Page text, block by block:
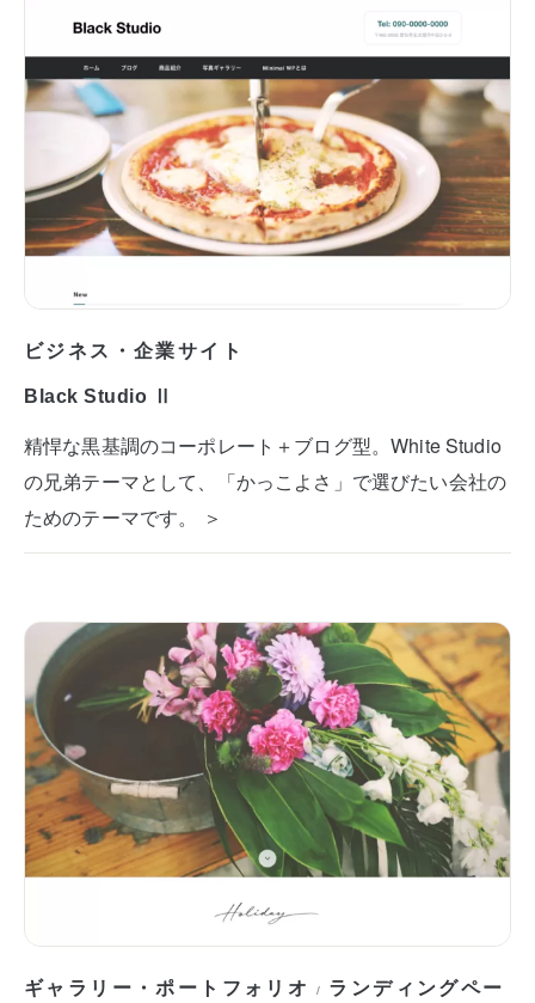
ビジネス・企業サイト
Black Studio Ⅱ
精悍な黒基調のコーポレート＋ブログ型。White Studio
の兄弟テーマとして、「かっこよさ」で選びたい会社の
ためのテーマです。 ＞
ギャラリー・ポートフォリオ / ランディングペー